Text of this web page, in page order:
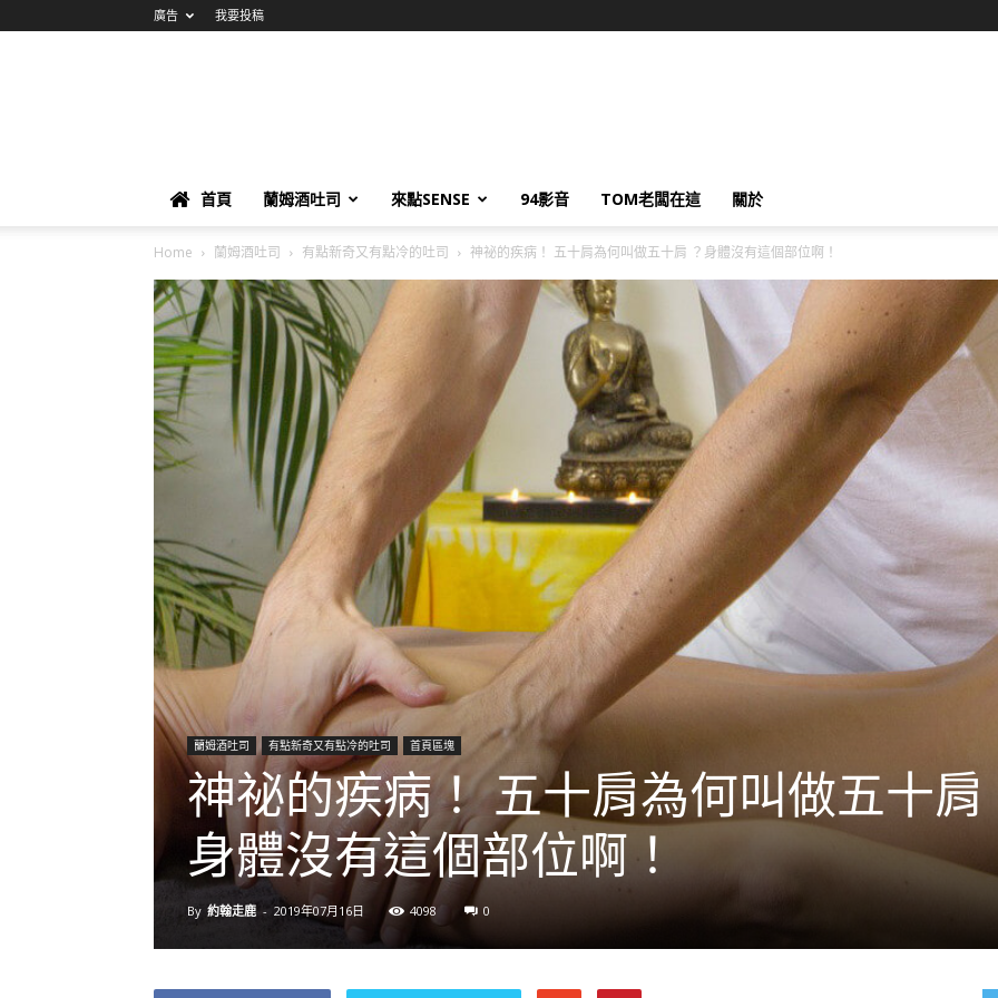
廣告 我要投稿
首頁 蘭姆酒吐司 來點SENSE 94影音 TOM老闆在這 關於
Home 蘭姆酒吐司 有點新奇又有點冷的吐司 神祕的疾病！ 五十肩為何叫做五十肩 ？身體沒有這個部位啊！
蘭姆酒吐司 有點新奇又有點冷的吐司 首頁區塊
神祕的疾病！ 五十肩為何叫做五十肩
身體沒有這個部位啊！
By 約翰走鹿 - 2019年07月16日 4098 0